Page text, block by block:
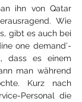
ihn von Qatar
Wie
gibt es auch bei
one demand’-
dass es einem
man während
Kurz nach
Personal die